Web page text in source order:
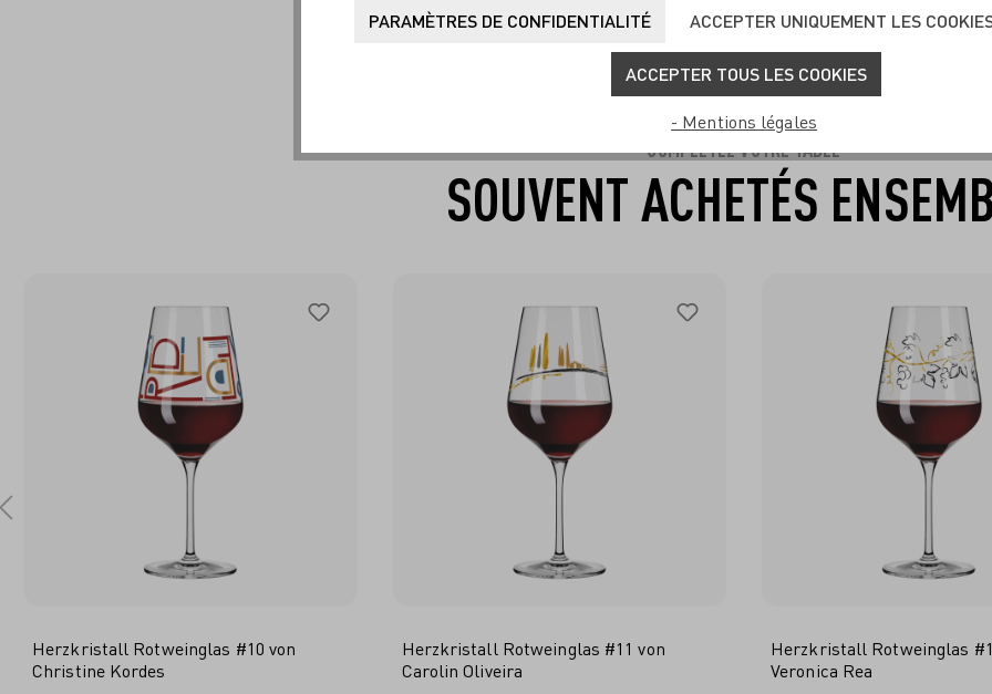
COMPLÉTEZ VOTRE TABLE
SOUVENT ACHETÉS
Herzkristall Rotweinglas #10 von
Christine Kordes
Herzkristall Rotweinglas #11 von
Carolin Oliveira
Herzkristall Rotweinglas
Veronica Rea
PARAMÈTRES DE CONFIDENTIALITÉ ACCEPTER UNIQUEMENT LES
ACCEPTER TOUS LES COOKIES
- Mentions légales